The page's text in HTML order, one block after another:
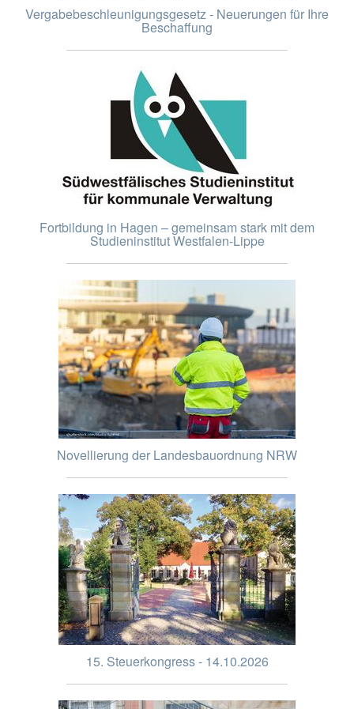
Vergabebeschleunigungsgesetz - Neuerungen für Ihre
Beschaffung
Fortbildung in Hagen – gemeinsam stark mit dem
Studieninstitut Westfalen-Lippe
Novellierung der Landesbauordnung NRW
15. Steuerkongress - 14.10.2026